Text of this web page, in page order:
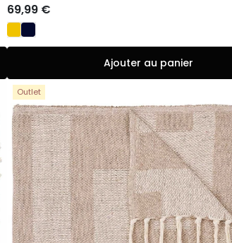
69,99 €
Ajouter au panier
Outlet